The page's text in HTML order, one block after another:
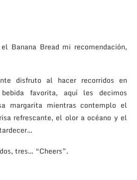
Banana Bread mi recomendación,
disfruto al hacer recorridos en
favorita, aquí les decimos
margarita mientras contemplo el
refrescante, el olor a océano y el
tres… “Cheers”.